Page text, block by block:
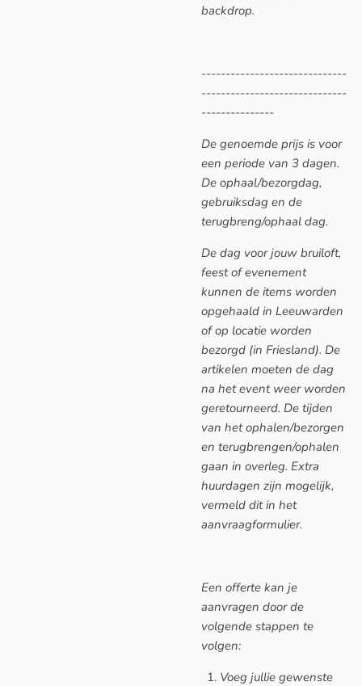
backdrop.
------------------------------
------------------------------
---------------
De genoemde prijs is voor
een periode van 3 dagen.
De ophaal/bezorgdag,
gebruiksdag en de
terugbreng/ophaal dag.
De dag voor jouw bruiloft,
feest of evenement
kunnen de items worden
opgehaald in Leeuwarden
of op locatie worden
bezorgd (in Friesland). De
artikelen moeten de dag
na het event weer worden
geretourneerd. De tijden
van het ophalen/bezorgen
en terugbrengen/ophalen
gaan in overleg. Extra
huurdagen zijn mogelijk,
vermeld dit in het
aanvraagformulier.
Een offerte kan je
aanvragen door de
volgende stappen te
volgen:
Voeg jullie gewenste